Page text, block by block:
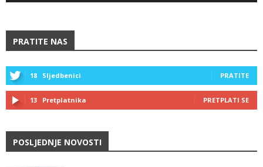
PRATITE NAS
18 Sljedbenici PRATITE
13 Pretplatnika PRETPLATI SE
POSLJEDNJE NOVOSTI